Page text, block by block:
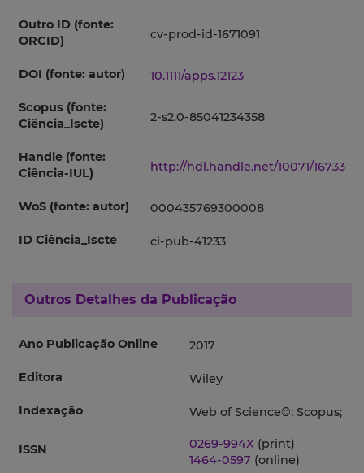
Outro ID (fonte:
ORCID)
cv-prod-id-1671091
DOI (fonte: autor) 10.1111/apps.12123
Scopus (fonte:
Ciência_Iscte)
2-s2.0-85041234358
Handle (fonte:
Ciência-IUL)
http://hdl.handle.net/10071/16733
WoS (fonte: autor) 000435769300008
ID Ciência_Iscte ci-pub-41233
Outros Detalhes da Publicação
Ano Publicação Online 2017
Editora Wiley
Indexação Web of Science©; Scopus;
ISSN 0269-994X (print)
1464-0597 (online)